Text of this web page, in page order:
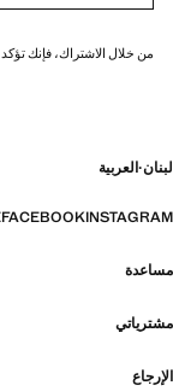
من خلال الاشتراك، فإنك
لبنان·العربية
INSTAGRAM
FACEBOOK
مساعدة
مشترياتي
الإرجاع